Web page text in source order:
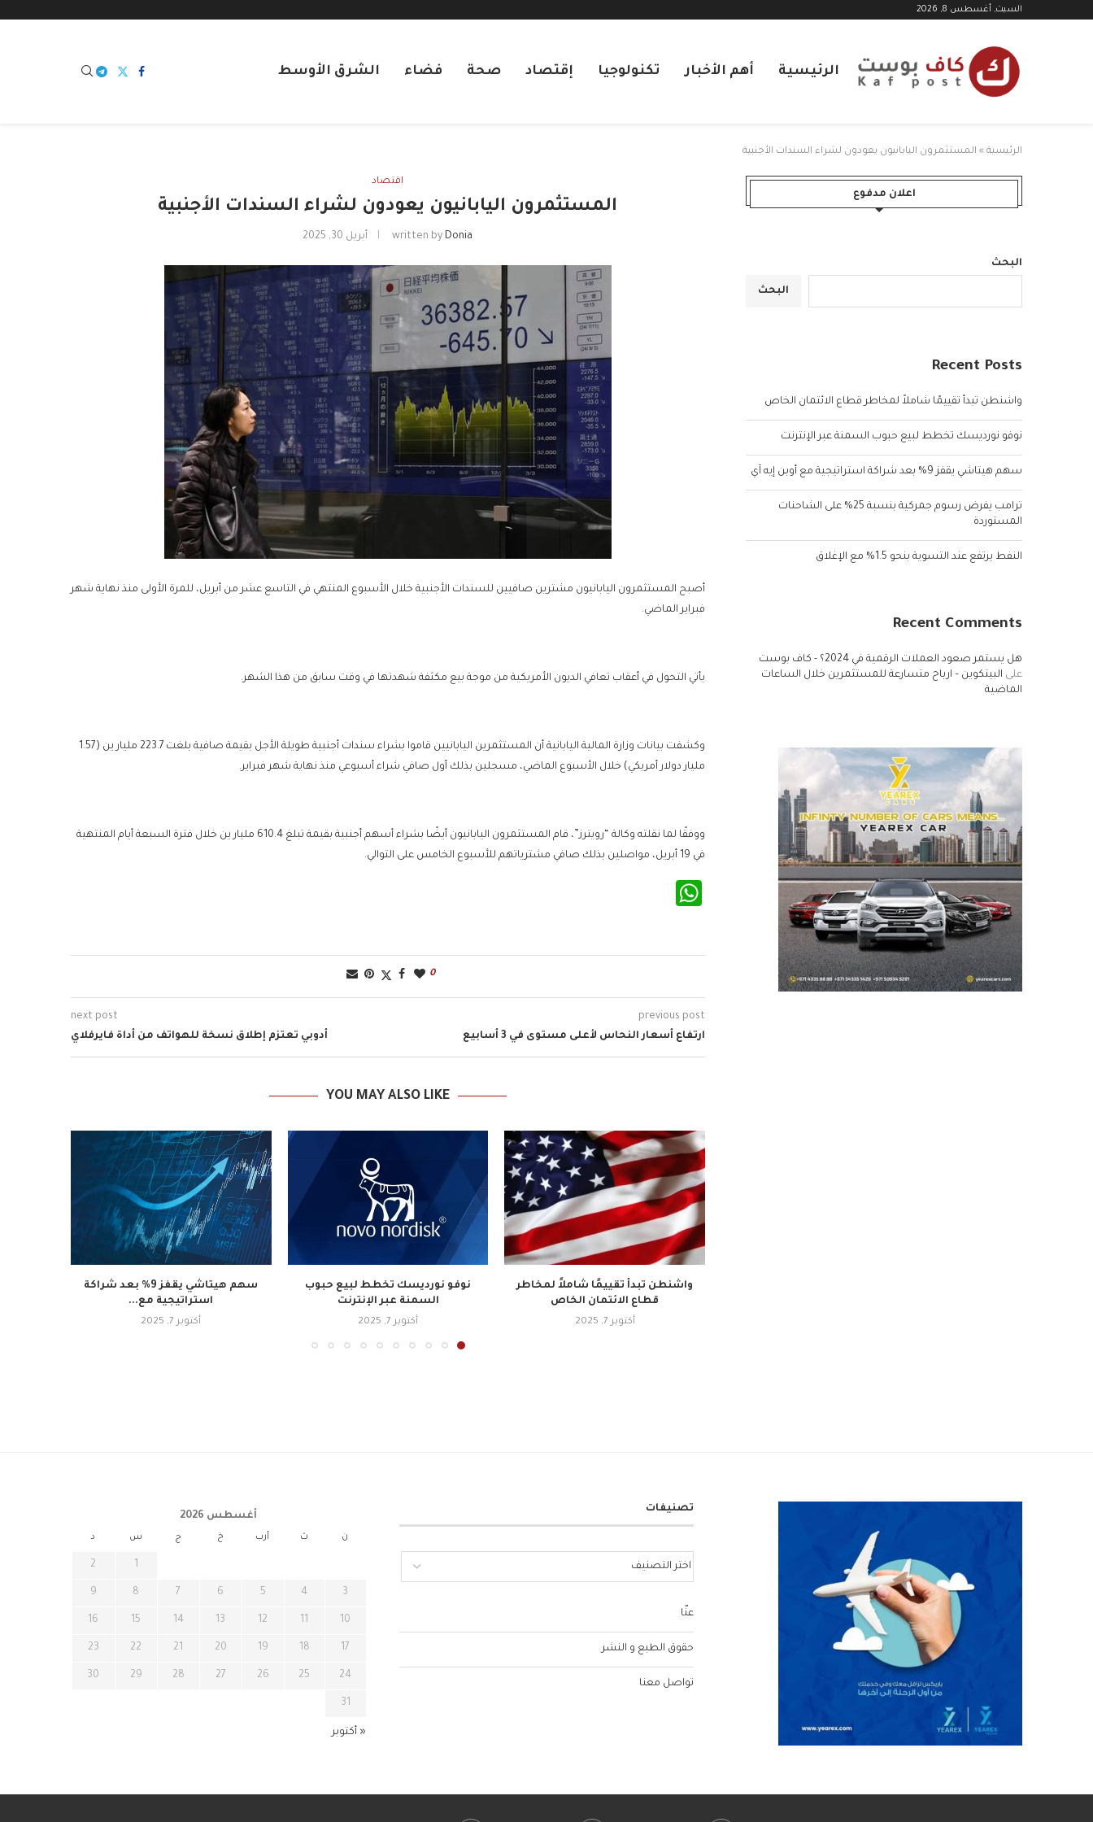
السبت, أغسطس 8, 2026
الرئيسية أهم الأخبار تكنولوجيا إقتصاد صحة فضاء الشرق الأوسط
الرئيسية » المستثمرون اليابانيون يعودون لشراء السندات الأجنبية
اقتصاد
المستثمرون اليابانيون يعودون لشراء السندات الأجنبية
written by Donia أبريل 30, 2025
أصبح المستثمرون اليابانيون مشترين صافيين للسندات الأجنبية خلال الأسبوع المنتهي في التاسع عشر من أبريل، للمرة الأولى منذ نهاية شهر
فبراير الماضي.
يأتي التحول في أعقاب تعافي الديون الأمريكية من موجة بيع مكثفة شهدتها في وقت سابق من هذا الشهر.
وكشفت بيانات وزارة المالية اليابانية أن المستثمرين اليابانيين قاموا بشراء سندات أجنبية طويلة الأجل بقيمة صافية بلغت 223.7 مليار ين (1.57
مليار دولار أمريكي) خلال الأسبوع الماضي، مسجلين بذلك أول صافي شراء أسبوعي منذ نهاية شهر فبراير.
ووفقًا لما نقلته وكالة “رويترز”، قام المستثمرون اليابانيون أيضًا بشراء أسهم أجنبية بقيمة تبلغ 610.4 مليار ين خلال فترة السبعة أيام المنتهية
في 19 أبريل، مواصلين بذلك صافي مشترياتهم للأسبوع الخامس على التوالي.
0
previous post
ارتفاع أسعار النحاس لأعلى مستوى في 3 أسابيع
next post
أدوبي تعتزم إطلاق نسخة للهواتف من أداة فايرفلاي
YOU MAY ALSO LIKE
واشنطن تبدأ تقييمًا شاملاً لمخاطر
قطاع الائتمان الخاص
أكتوبر 7, 2025
نوفو نورديسك تخطط لبيع حبوب
السمنة عبر الإنترنت
أكتوبر 7, 2025
سهم هيتاشي يقفز 9% بعد شراكة
استراتيجية مع...
أكتوبر 7, 2025
اعلان مدفوع
البحث
البحث
Recent Posts
واشنطن تبدأ تقييمًا شاملاً لمخاطر قطاع الائتمان الخاص
نوفو نورديسك تخطط لبيع حبوب السمنة عبر الإنترنت
سهم هيتاشي يقفز 9% بعد شراكة استراتيجية مع أوبن إيه آي
ترامب يفرض رسوم جمركية بنسبة 25% على الشاحنات
المستوردة
النفط يرتفع عند التسوية بنحو 1.5% مع الإغلاق
Recent Comments
هل يستمر صعود العملات الرقمية في 2024؟ - كاف بوست
على البيتكوين – ارباح متسارعة للمستثمرين خلال الساعات
الماضية
تصنيفات
عنّا
حقوق الطبع و النشر
تواصل معنا
أغسطس 2026
ن ث أرب خ ج س د
1
2
3
4
5
6
7
8
9
10
11
12
13
14
15
16
17
18
19
20
21
22
23
24
25
26
27
28
29
30
31
« أكتوبر